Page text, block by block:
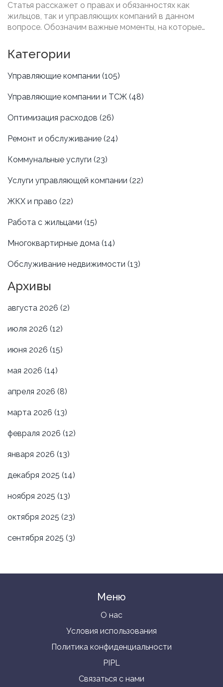
Статья расскажет о правах и обязанностях как
жильцов, так и управляющих компаний в данном
вопросе. Обозначим важные моменты, на которые
факты о водоснабжении в доме. Узнаете, на кого
ложатся обязательства по проведению ремонтных
работ и советы по юридической защите своих прав.
Категории
Управляющие компании (105)
Управляющие компании и ТСЖ (48)
Оптимизация расходов (26)
Ремонт и обслуживание (24)
Коммунальные услуги (23)
Услуги управляющей компании (22)
ЖКХ и право (22)
Работа с жильцами (15)
Многоквартирные дома (14)
Обслуживание недвижимости (13)
Архивы
августа 2026 (2)
июля 2026 (12)
июня 2026 (15)
мая 2026 (14)
апреля 2026 (8)
марта 2026 (13)
февраля 2026 (12)
января 2026 (13)
декабря 2025 (14)
ноября 2025 (13)
октября 2025 (23)
сентября 2025 (3)
Меню
О нас
Условия использования
Политика конфиденциальности
PIPL
Связаться с нами